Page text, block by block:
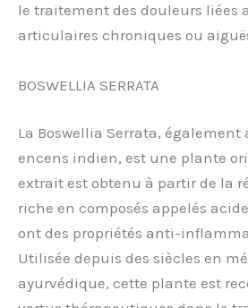
le traitement des douleurs liées
articulaires chroniques ou
BOSWELLIA SERRATA
La Boswellia Serrata, également
encens indien, est une plante
extrait est obtenu à partir de la
riche en composés appelés
ont des propriétés anti-
Utilisée depuis des siècles en
ayurvédique, cette plante est